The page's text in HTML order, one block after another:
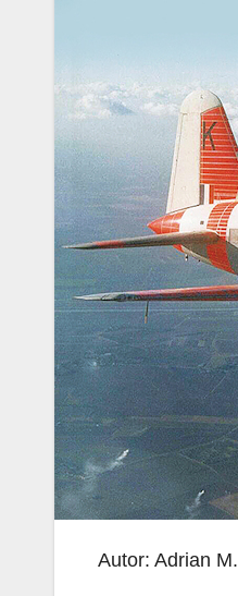
Autor: Adrian